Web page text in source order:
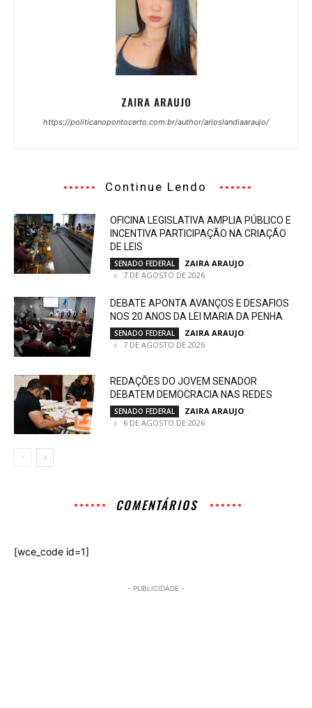
ZAIRA ARAUJO
https://politicanopontocerto.com.br/author/arioslandiaaraujo/
Continue Lendo
OFICINA LEGISLATIVA AMPLIA PÚBLICO E
INCENTIVA PARTICIPAÇÃO NA CRIAÇÃO
DE LEIS
SENADO FEDERAL ZAIRA ARAUJO -
7 DE AGOSTO DE 2026
DEBATE APONTA AVANÇOS E DESAFIOS
NOS 20 ANOS DA LEI MARIA DA PENHA
SENADO FEDERAL ZAIRA ARAUJO -
7 DE AGOSTO DE 2026
REDAÇÕES DO JOVEM SENADOR
DEBATEM DEMOCRACIA NAS REDES
SENADO FEDERAL ZAIRA ARAUJO -
6 DE AGOSTO DE 2026
COMENTÁRIOS
[wce_code id=1]
- PUBLICIDADE -